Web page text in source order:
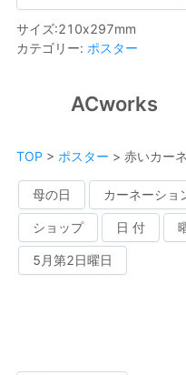
サイズ:210x297mm
カテゴリー: ポスター
ACworks
TOP > ポスター > 赤いカー
母の日 カーネーショ
ショップ 日 付
5月第2日曜日